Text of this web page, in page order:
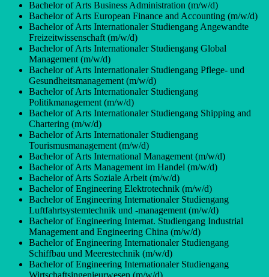
Bachelor of Arts Business Administration (m/w/d)
Bachelor of Arts European Finance and Accounting (m/w/d)
Bachelor of Arts Internationaler Studiengang Angewandte
Freizeitwissenschaft (m/w/d)
Bachelor of Arts Internationaler Studiengang Global
Management (m/w/d)
Bachelor of Arts Internationaler Studiengang Pflege- und
Gesundheitsmanagement (m/w/d)
Bachelor of Arts Internationaler Studiengang
Politikmanagement (m/w/d)
Bachelor of Arts Internationaler Studiengang Shipping and
Chartering (m/w/d)
Bachelor of Arts Internationaler Studiengang
Tourismusmanagement (m/w/d)
Bachelor of Arts International Management (m/w/d)
Bachelor of Arts Management im Handel (m/w/d)
Bachelor of Arts Soziale Arbeit (m/w/d)
Bachelor of Engineering Elektrotechnik (m/w/d)
Bachelor of Engineering Internationaler Studiengang
Luftfahrtsystemtechnik und -management (m/w/d)
Bachelor of Engineering Internat. Studiengang Industrial
Management and Engineering China (m/w/d)
Bachelor of Engineering Internationaler Studiengang
Schiffbau und Meerestechnik (m/w/d)
Bachelor of Engineering Internationaler Studiengang